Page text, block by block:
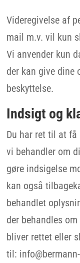
Videregivelse af
mail m.v. vil kun
Vi anvender kun
der kan give
beskyttelse.
Indsigt og
Du har ret til at få
vi behandler om
gøre indsigelse
kan også
behandlet
der behandles
bliver rettet eller
til: